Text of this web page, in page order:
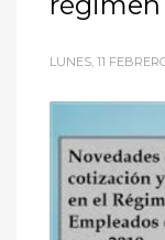
LUNES, 11